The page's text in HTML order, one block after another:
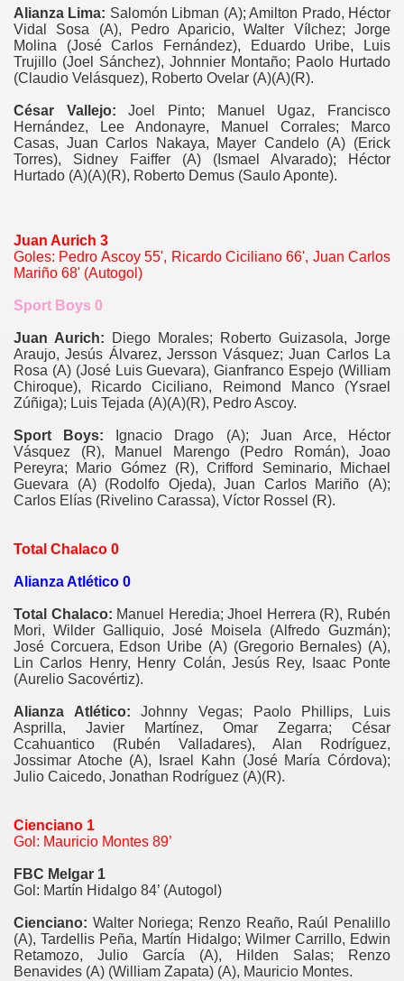
Alianza Lima: Salomón Libman (A); Amilton Prado, Héctor
Vidal Sosa (A), Pedro Aparicio, Walter Vílchez; Jorge
Molina (José Carlos Fernández), Eduardo Uribe, Luis
Trujillo (Joel Sánchez), Johnnier Montaño; Paolo Hurtado
(Claudio Velásquez), Roberto Ovelar (A)(A)(R).
César Vallejo: Joel Pinto; Manuel Ugaz, Francisco
Hernández, Lee Andonayre, Manuel Corrales; Marco
Casas, Juan Carlos Nakaya, Mayer Candelo (A) (Erick
Torres), Sidney Faiffer (A) (Ismael Alvarado); Héctor
Hurtado (A)(A)(R), Roberto Demus (Saulo Aponte).
Juan Aurich 3
Goles: Pedro Ascoy 55', Ricardo Ciciliano 66', Juan Carlos
Mariño 68' (Autogol)
Sport Boys 0
Juan Aurich: Diego Morales; Roberto Guizasola, Jorge
Araujo, Jesús Álvarez, Jersson Vásquez; Juan Carlos La
Rosa (A) (José Luis Guevara), Gianfranco Espejo (William
Chiroque), Ricardo Ciciliano, Reimond Manco (Ysrael
Zúñiga); Luis Tejada (A)(A)(R), Pedro Ascoy.
Sport Boys: Ignacio Drago (A); Juan Arce, Héctor
Vásquez (R), Manuel Marengo (Pedro Román), Joao
Pereyra; Mario Gómez (R), Crifford Seminario, Michael
Guevara (A) (Rodolfo Ojeda), Juan Carlos Mariño (A);
Carlos Elías (Rivelino Carassa), Víctor Rossel (R).
Total Chalaco 0
Alianza Atlético 0
Total Chalaco: Manuel Heredia; Jhoel Herrera (R), Rubén
Mori, Wilder Galliquio, José Moisela (Alfredo Guzmán);
José Corcuera, Edson Uribe (A) (Gregorio Bernales) (A),
Lin Carlos Henry, Henry Colán, Jesús Rey, Isaac Ponte
(Aurelio Sacovértiz).
Alianza Atlético: Johnny Vegas; Paolo Phillips, Luis
Asprilla, Javier Martínez, Omar Zegarra; César
Ccahuantico (Rubén Valladares), Alan Rodríguez,
Jossimar Atoche (A), Israel Kahn (José María Córdova);
Julio Caicedo, Jonathan Rodríguez (A)(R).
Cienciano 1
Gol: Mauricio Montes 89’
FBC Melgar 1
Gol: Martín Hidalgo 84’ (Autogol)
Cienciano: Walter Noriega; Renzo Reaño, Raúl Penalillo
(A), Tardellis Peña, Martín Hidalgo; Wilmer Carrillo, Edwin
Retamozo, Julio García (A), Hilden Salas; Renzo
Benavides (A) (William Zapata) (A), Mauricio Montes.